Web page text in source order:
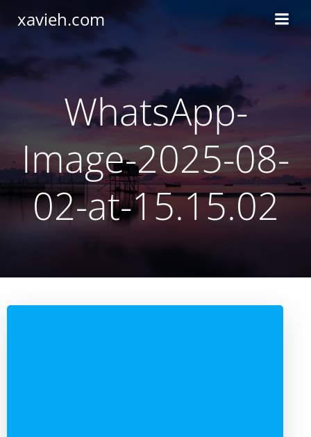
xavieh.com
WhatsApp-
Image-2025-08-
02-at-15.15.02